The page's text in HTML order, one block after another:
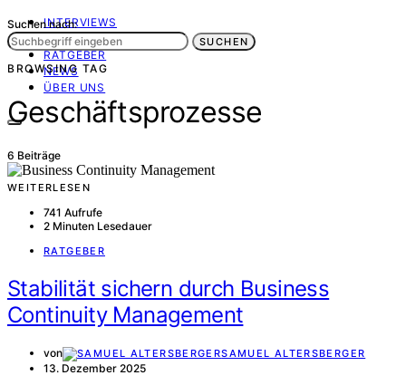
INTERVIEWS
PORTRÄT
RATGEBER
NEWS
ÜBER UNS
Suchen nach:
SUCHEN
BROWSING TAG
Geschäftsprozesse
6 Beiträge
WEITERLESEN
741 Aufrufe
2 Minuten Lesedauer
RATGEBER
Stabilität sichern durch Business
Continuity Management
von SAMUEL ALTERSBERGER
13. Dezember 2025